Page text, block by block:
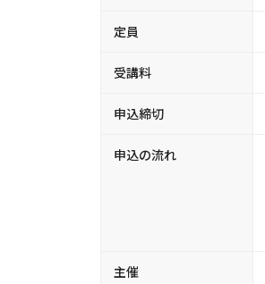
定員
受講料
申込締切
申込の流れ
主催